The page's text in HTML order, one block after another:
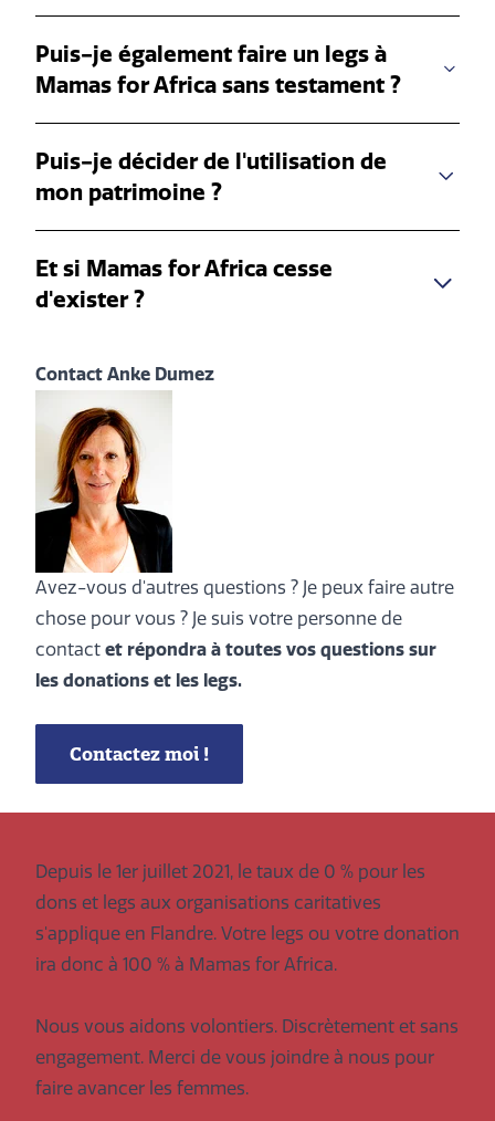
Puis-je également faire un legs à
Mamas for Africa sans testament ?
Puis-je décider de l'utilisation de
mon patrimoine ?
Et si Mamas for Africa cesse
d'exister ?
Contact Anke Dumez
Avez-vous d'autres questions ? Je peux faire autre
chose pour vous ? Je suis votre personne de
contact et répondra à toutes vos questions sur
les donations et les legs.
Contactez moi !
Depuis le 1er juillet 2021, le taux de 0 % pour les
dons et legs aux organisations caritatives
s'applique en Flandre. Votre legs ou votre donation
ira donc à 100 % à Mamas for Africa.
Nous vous aidons volontiers. Discrètement et sans
engagement. Merci de vous joindre à nous pour
faire avancer les femmes.